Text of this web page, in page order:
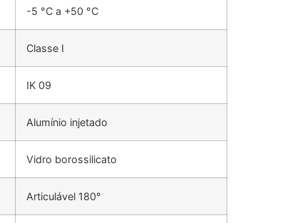
-5 °C a +50 °C
Classe I
IK 09
Alumínio injetado
Vidro borossilicato
Articulável 180°